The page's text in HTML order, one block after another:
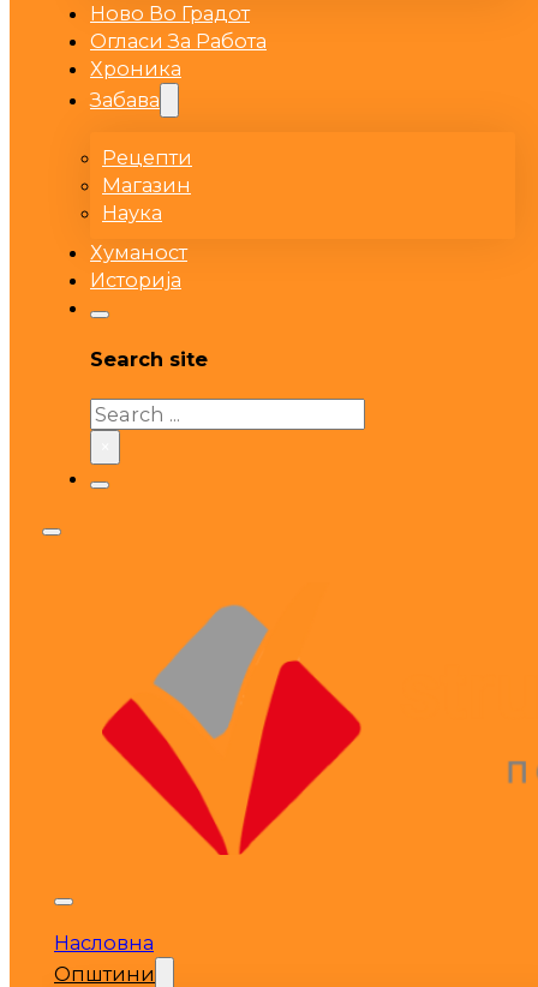
Ново Во Градот
Огласи За Работа
Хроника
Забава
Рецепти
Магазин
Наука
Хуманост
Историја
Search site
Search
Насловна
Општини